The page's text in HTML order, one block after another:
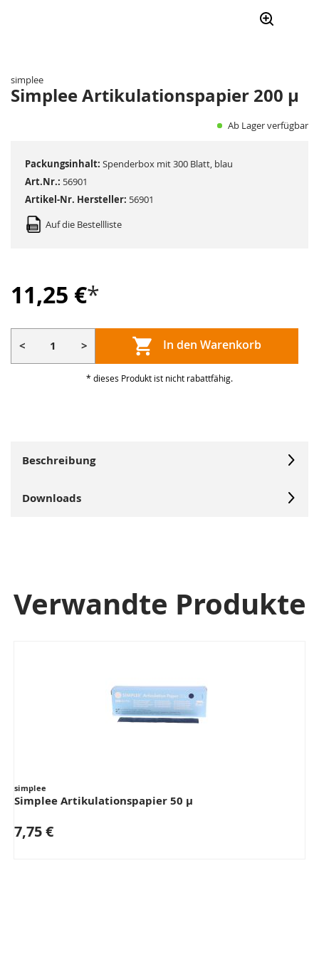
Bildergalerie
springen
simplee
Simplee Artikulationspapier 200 µ
Ab Lager verfügbar
Art.Nr.: 56901
Auf die Bestellliste
Artikel-Nr. Hersteller: 56901
Packungsinhalt: Spenderbox mit 300 Blatt, blau
11,25 €*
< > In den Warenkorb
* dieses Produkt ist nicht rabattfähig.
Beschreibung
Downloads
Verwandte Produkte
simplee
Simplee Artikulationspapier 50 µ
7,75 €